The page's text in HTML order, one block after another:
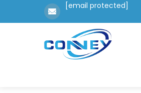
[email protected]